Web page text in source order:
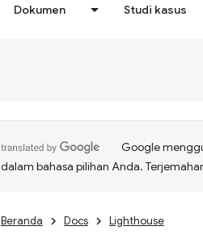
Dokumen Studi kasus
Google
dalam bahasa pilihan Anda.
Beranda Docs Lighthouse